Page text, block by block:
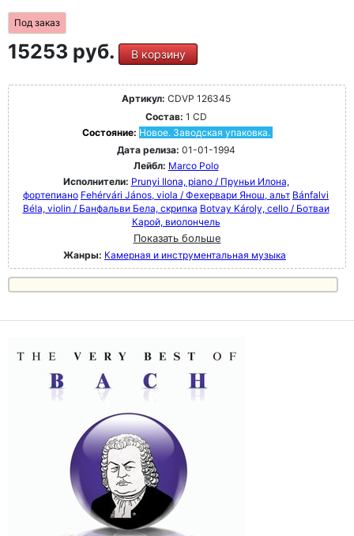
Под заказ
15253 руб. В корзину
Артикул: CDVP 126345
Состав: 1 CD
Состояние: Новое. Заводская упаковка.
Дата релиза: 01-01-1994
Лейбл: Marco Polo
Исполнители: Prunyi Ilona, piano / Пруньи Илона,
фортепиано Fehérvári János, viola / Фехервари Янош, альт Bánfalvi
Béla, violin / Банфальви Бела, скрипка Botvay Károly, cello / Ботваи
Карой, виолончель
Показать больше
Жанры: Камерная и инструментальная музыка